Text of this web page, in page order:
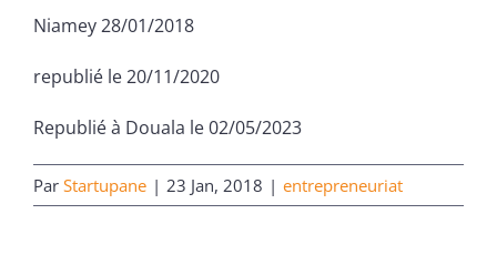
Niamey 28/01/2018
republié le 20/11/2020
Republié à Douala le 02/05/2023
Par Startupane | 23 Jan, 2018 | entrepreneuriat